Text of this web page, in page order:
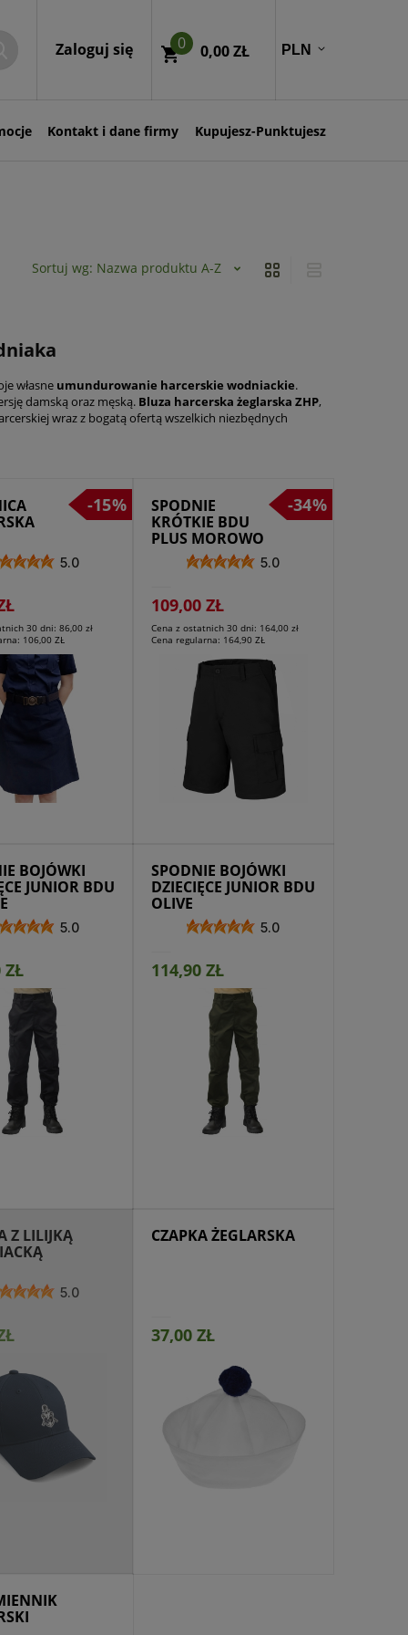
Zaloguj się 0 0,00 ZŁ
Kontakt i dane firmy Kupujesz-Punktujesz
Sortuj wg: Nazwa produktu A-Z
własne umundurowanie harcerskie wodniackie.
damską oraz męską. Bluza harcerska żeglarska ZHP,
wraz z bogatą ofertą wszelkich niezbędnych
5.0
30 dni: 86,00 zł
106,00 ZŁ
-15%
SPODNIE
KRÓTKIE BDU
PLUS MOROWO
CZARNE
5.0
109,00 ZŁ
Cena z ostatnich 30 dni: 164,00 zł
Cena regularna: 164,90 ZŁ
-34%
BOJÓWKI
JUNIOR BDU
5.0
ZŁ
SPODNIE BOJÓWKI
DZIECIĘCE JUNIOR BDU
OLIVE
5.0
114,90 ZŁ
Z LILIJKĄ
5.0
CZAPKA ŻEGLARSKA
37,00 ZŁ